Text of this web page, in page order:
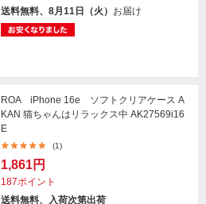
送料無料、8月11日（火） お届け
ROA iPhone 16e ソフトクリアケース A
KAN 猫ちゃんはリラックス中 AK27569i16
E
(1)
1,861円
187ポイント
送料無料、入荷次第出荷